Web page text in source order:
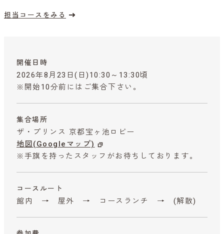
担当コースをみる
開催日時
2026年8月23日(日)10:30～13:30頃
※開始10分前にはご集合下さい。
集合場所
ザ・プリンス 京都宝ヶ池ロビー
地図(Googleマップ)
※手旗を持ったスタッフがお待ちしております。
コースルート
館内 → 屋外 → コースランチ → (解散)